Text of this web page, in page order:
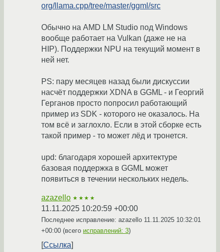
org/llama.cpp/tree/master/ggml/src
Обычно на AMD LM Studio под Windows
вообще работает на Vulkan (даже не на
HIP). Поддержки NPU на текущий момент в
ней нет.
PS: пару месяцев назад были дискуссии
насчёт поддержки XDNA в GGML - и Георгий
Герганов просто попросил работающий
пример из SDK - которого не оказалось. На
том всё и заглохло. Если в этой сборке есть
такой пример - то может лёд и тронется.
upd: благодаря хорошей архитектуре
базовая поддержка в GGML может
появиться в течении нескольких недель.
azazello ★★★★
11.11.2025 10:20:59 +00:00
Последнее исправление: azazello 11.11.2025 10:32:01
+00:00 (всего исправлений: 3)
Ссылка